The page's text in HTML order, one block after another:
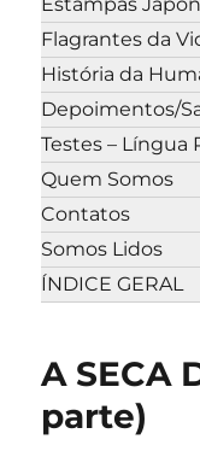
Flagrantes da
História da
Depoimentos/
Testes – Língua
Quem Somos
Contatos
Somos Lidos
ÍNDICE GERAL
A SECA
parte)